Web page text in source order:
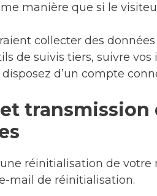
manière que si le
collecter des
de suivis tiers, suivre
d’un compte
transmission
réinitialisation de votre
mail de réinitialisation.